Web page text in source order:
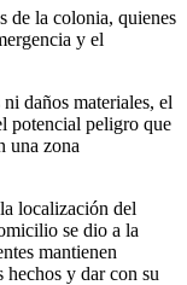
de la colonia, quienes
y el
daños materiales, el
potencial peligro que
una zona
localización del
se dio a la
mantienen
hechos y dar con su